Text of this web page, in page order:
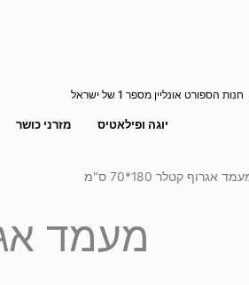
חנות הספורט אונליין מספר 1 של ישראל
יוגה ופילאטיס מזרני כושר
אגרוף קטלר 180*70 ס"מ
מעמד אגרוף